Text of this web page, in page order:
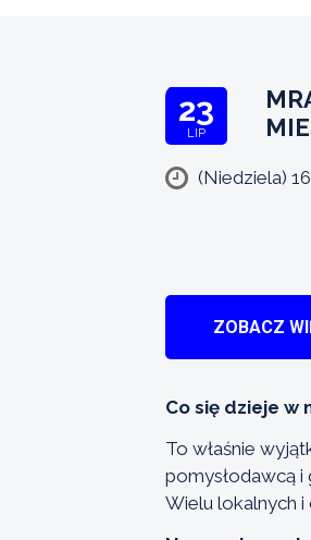
23
LIP
(Niedziela)
ZOBACZ
Co się dzieje w
To właśnie
pomysłodawcą i
Wielu lokalnych